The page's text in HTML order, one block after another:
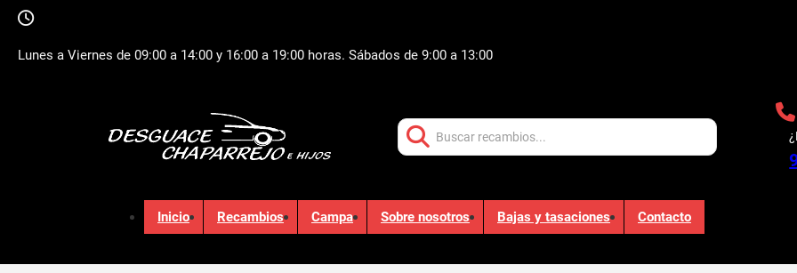
Lunes a Viernes de 09:00 a 14:00 y 16:00 a 19:00 horas. Sábados de 9:00 a 13:00
Inicio Recambios Campa Sobre nosotros Bajas y tasaciones Contacto